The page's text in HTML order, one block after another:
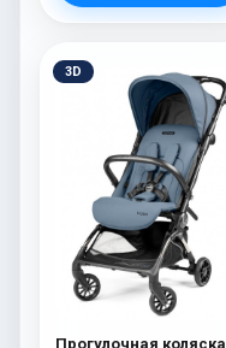
3D
Прогулочная коляска